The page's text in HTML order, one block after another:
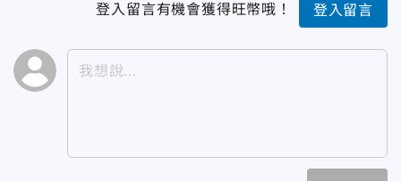
登入留言有機會獲得旺幣哦！ 登入留言